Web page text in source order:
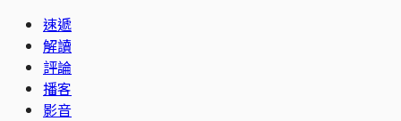
速遞
解讀
評論
播客
影音